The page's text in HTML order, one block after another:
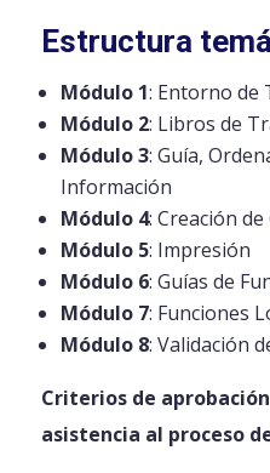
Estructura
Módulo 1: Entorno de
Módulo 2: Libros de
Módulo 3: Guía,
Información
Módulo 4: Creación de
Módulo 5: Impresión
Módulo 6: Guías de
Módulo 7: Funciones
Módulo 8: Validación
Criterios de
asistencia al proceso